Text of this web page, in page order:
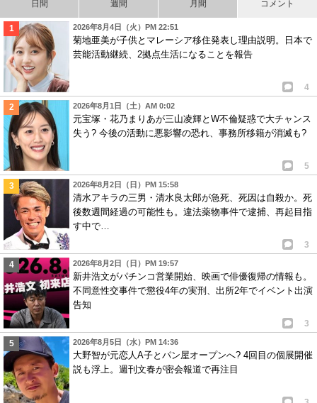
日間 週間 月間 コメント
2026年8月4日（火）PM 22:51
菊地亜美が子供とマレーシア移住発表し理由説明。日本で
芸能活動継続、2拠点生活になることを報告
4
2026年8月1日（土）AM 0:02
元宝塚・花乃まりあが三山凌輝とW不倫疑惑で大チャンス
失う? 今後の活動に悪影響の恐れ、事務所移籍が消滅も?
5
2026年8月2日（日）PM 15:58
清水アキラの三男・清水良太郎が急死、死因は自殺か。死
後数週間経過の可能性も。違法薬物事件で逮捕、再起目指
す中で…
3
2026年8月2日（日）PM 19:57
新井浩文がパチンコ営業開始、映画で俳優復帰の情報も。
不同意性交事件で懲役4年の実刑、出所2年でイベント出演
告知
3
2026年8月5日（水）PM 14:36
大野智が元恋人A子とパン屋オープンへ? 4回目の個展開催
説も浮上。週刊文春が密会報道で再注目